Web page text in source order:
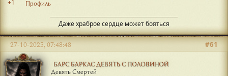
+1 Профиль
Даже храброе сердце может бояться
БАРС БАРКАС ДЕВЯТЬ С ПОЛОВИНОЙ
Девять Смертей
#61
27-10-2025, 07:48:48